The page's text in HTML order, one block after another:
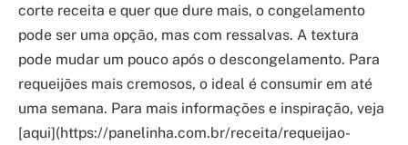
corte receita e quer que dure mais, o congelamento
pode ser uma opção, mas com ressalvas. A textura
pode mudar um pouco após o descongelamento. Para
requeijões mais cremosos, o ideal é consumir em até
uma semana. Para mais informações e inspiração, veja
[aqui](https://panelinha.com.br/receita/requeijao-